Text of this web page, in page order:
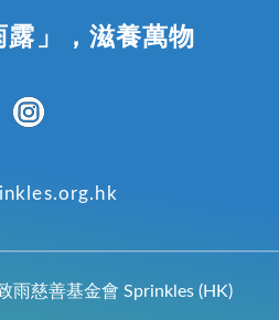
」，滋養萬物
雨慈善基金會 Sprinkles (HK)